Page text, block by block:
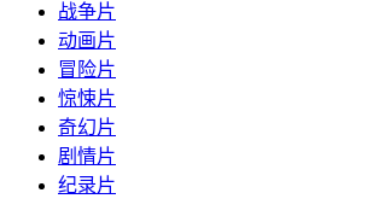
战争片
动画片
冒险片
惊悚片
奇幻片
剧情片
纪录片